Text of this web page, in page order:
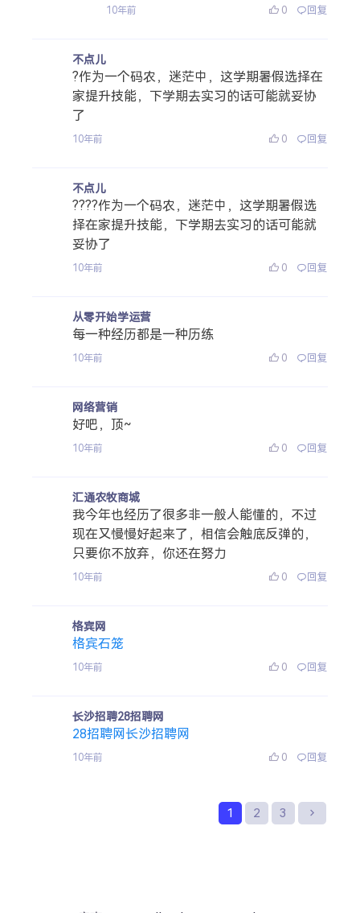
10年前 0 回复
不点儿
?作为一个码农，迷茫中，这学期暑假选择在
家提升技能，下学期去实习的话可能就妥协
了
10年前 0 回复
不点儿
????作为一个码农，迷茫中，这学期暑假选
择在家提升技能，下学期去实习的话可能就
妥协了
10年前 0 回复
从零开始学运营
每一种经历都是一种历练
10年前 0 回复
网络营销
好吧，顶~
10年前 0 回复
汇通农牧商城
我今年也经历了很多非一般人能懂的，不过
现在又慢慢好起来了，相信会触底反弹的，
只要你不放弃，你还在努力
10年前 0 回复
格宾网
格宾石笼
10年前 0 回复
长沙招聘28招聘网
28招聘网长沙招聘网
10年前 0 回复
1 2 3